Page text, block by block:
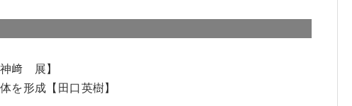
﨑 展】
を形成【田口英樹】